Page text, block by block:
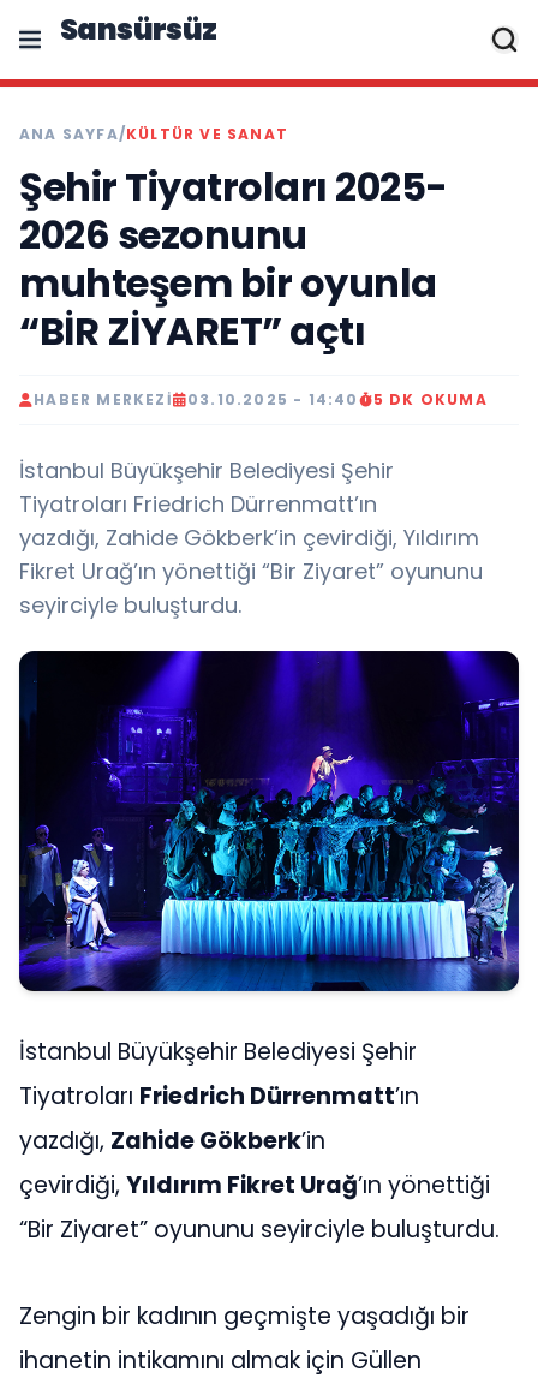
Sansürsüz
ANA SAYFA/KÜLTÜR VE SANAT
Şehir Tiyatroları 2025-
2026 sezonunu
muhteşem bir oyunla
“BİR ZİYARET” açtı
HABER MERKEZI 03.10.2025 - 14:40 5 DK OKUMA
İstanbul Büyükşehir Belediyesi Şehir
Tiyatroları Friedrich Dürrenmatt’ın
yazdığı, Zahide Gökberk’in çevirdiği, Yıldırım
Fikret Urağ’ın yönettiği “Bir Ziyaret” oyununu
seyirciyle buluşturdu.
İstanbul Büyükşehir Belediyesi Şehir
Tiyatroları Friedrich Dürrenmatt’ın
yazdığı, Zahide Gökberk’in
çevirdiği, Yıldırım Fikret Urağ’ın yönettiği
“Bir Ziyaret” oyununu seyirciyle buluşturdu.
Zengin bir kadının geçmişte yaşadığı bir
ihanetin intikamını almak için Güllen